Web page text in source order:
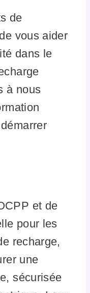
de
vous aider
dans le
à nous
et de
pour les
recharge,
une
sécurisée